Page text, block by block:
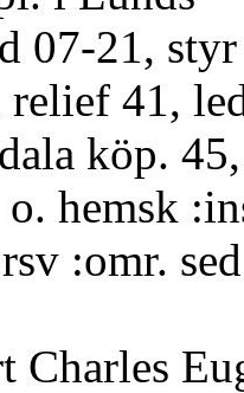
07-21,
41,
köp.
hemsk
:omr.
Charles